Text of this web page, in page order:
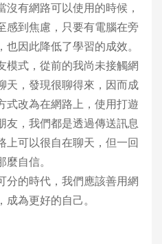
有網路可以使用的時候，
感到焦慮，只要有電腦在旁
因此降低了學習的成效。
式，從前的我尚未接觸網
天，發現很聊得來，因而成
式改為在網路上，使用打遊
友，我們都是透過傳送訊息
上可以很自在聊天，但一回
自信。
的時代，我們應該善用網
為更好的自己。